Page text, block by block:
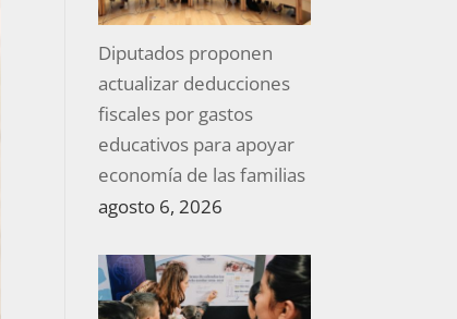
Diputados proponen
actualizar deducciones
fiscales por gastos
educativos para apoyar
economía de las familias
agosto 6, 2026